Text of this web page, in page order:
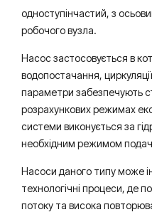
одноступінчастий, з
робочого вузла.
Насос застосовується в
водопостачання,
параметри забезпечують
розрахункових режимах
системи виконується за
необхідним режимом
Насоси даного типу може
технологічні процеси, де
потоку та висока